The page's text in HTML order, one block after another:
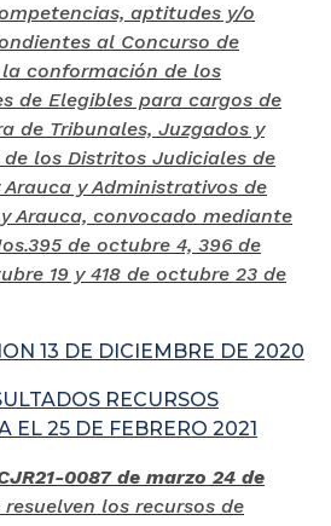
aptitudes y/o
al Concurso de
conformación de los
de Elegibles para cargos de
de Tribunales, Juzgados y
de los Distritos Judiciales de
y Administrativos de
Arauca, convocado mediante
de octubre 4, 396 de
19 y 418 de octubre 23 de
13 DE DICIEMBRE DE 2020
RECURSOS
EL 25 DE FEBRERO 2021
0087 de marzo 24 de
los recursos de